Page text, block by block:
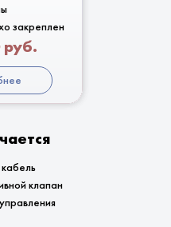
закреплен
руб.
клапан